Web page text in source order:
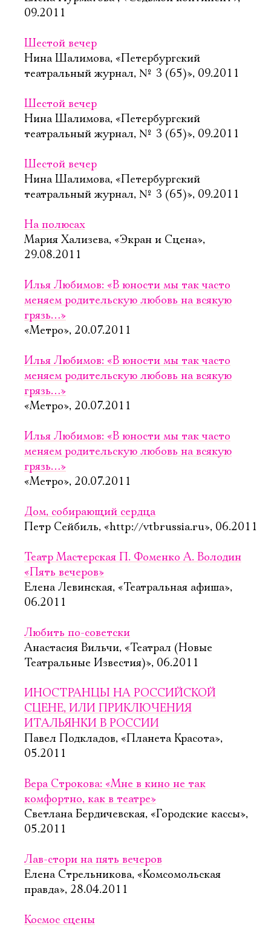
09.2011
Шестой вечер
Нина Шалимова, «Петербургский
театральный журнал, № 3 (65)», 09.2011
Шестой вечер
Нина Шалимова, «Петербургский
театральный журнал, № 3 (65)», 09.2011
Шестой вечер
Нина Шалимова, «Петербургский
театральный журнал, № 3 (65)», 09.2011
На полюсах
Мария Хализева, «Экран и Сцена»,
29.08.2011
Илья Любимов: «В юности мы так часто
меняем родительскую любовь на всякую
грязь…»
«Метро», 20.07.2011
Илья Любимов: «В юности мы так часто
меняем родительскую любовь на всякую
грязь…»
«Метро», 20.07.2011
Илья Любимов: «В юности мы так часто
меняем родительскую любовь на всякую
грязь…»
«Метро», 20.07.2011
Дом, собирающий сердца
Петр Сейбиль, «http://vtbrussia.ru», 06.2011
Театр Мастерская П. Фоменко А. Володин
«Пять вечеров»
Елена Левинская, «Театральная афиша»,
06.2011
Любить по-советски
Анастасия Вильчи, «Театрал (Новые
Театральные Известия)», 06.2011
ИНОСТРАНЦЫ НА РОССИЙСКОЙ
СЦЕНЕ, ИЛИ ПРИКЛЮЧЕНИЯ
ИТАЛЬЯНКИ В РОССИИ
Павел Подкладов, «Планета Красота»,
05.2011
Вера Строкова: «Мне в кино не так
комфортно, как в театре»
Светлана Бердичевская, «Городские кассы»,
05.2011
Лав-стори на пять вечеров
Елена Стрельникова, «Комсомольская
правда», 28.04.2011
Космос сцены